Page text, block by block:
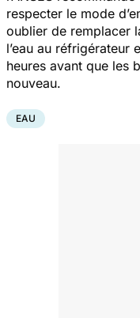
respecter le mode
oublier de remplacer
l’eau au réfrigérateur
heures avant que les
nouveau.
EAU